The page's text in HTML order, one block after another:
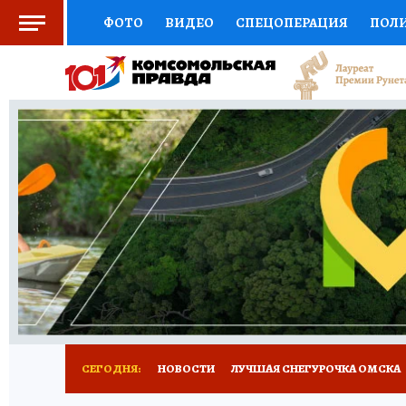
ФОТО ВИДЕО СПЕЦОПЕРАЦИЯ
СОЦПОДДЕРЖКА НАУКА СПОРТ
ВЫБОР ЭКСПЕРТОВ ДОКТОР
КНИЖНАЯ ПОЛКА ПРОГНОЗЫ НА СПОРТ
ПРЕСС-ЦЕНТР НЕДВИЖИМОСТЬ
РАДИО КП РЕКЛАМА ТЕСТЫ НОВОЕ
СЕГОДНЯ: НОВОСТИ ЛУЧШАЯ СНЕГУРОЧКА ОМСКА